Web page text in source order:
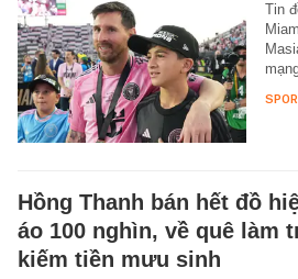
Tin
Hồng Thanh bán hết đồ
áo 100 nghìn, về quê làm
kiếm tiền mưu sinh